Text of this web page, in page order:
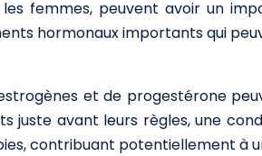
femmes, peuvent avoir un
hormonaux importants qui
et de progestérone
juste avant leurs règles, une
contribuant potentiellement à